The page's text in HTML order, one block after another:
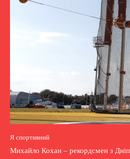
Я спортивний
Михайло Кохан – рекордсмен з